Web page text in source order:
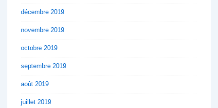
décembre 2019
novembre 2019
octobre 2019
septembre 2019
août 2019
juillet 2019